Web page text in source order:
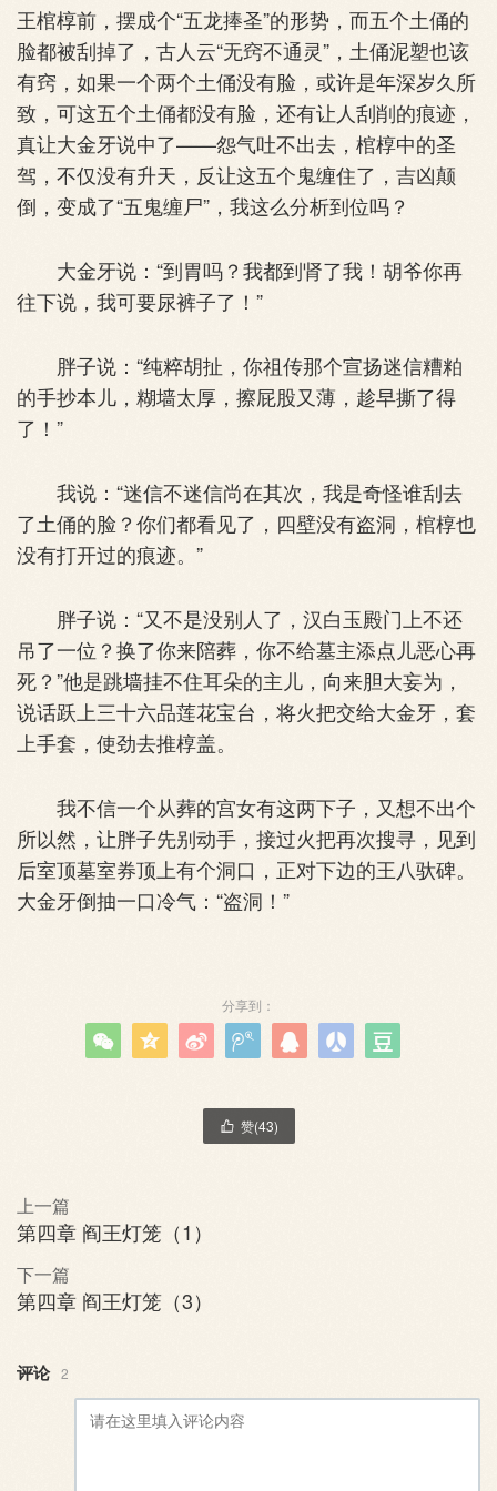
王棺椁前，摆成个“五龙捧圣”的形势，而五个土俑的
脸都被刮掉了，古人云“无窍不通灵”，土俑泥塑也该
有窍，如果一个两个土俑没有脸，或许是年深岁久所
致，可这五个土俑都没有脸，还有让人刮削的痕迹，
真让大金牙说中了——怨气吐不出去，棺椁中的圣
驾，不仅没有升天，反让这五个鬼缠住了，吉凶颠
倒，变成了“五鬼缠尸”，我这么分析到位吗？
大金牙说：“到胃吗？我都到肾了我！胡爷你再
往下说，我可要尿裤子了！”
胖子说：“纯粹胡扯，你祖传那个宣扬迷信糟粕
的手抄本儿，糊墙太厚，擦屁股又薄，趁早撕了得
了！”
我说：“迷信不迷信尚在其次，我是奇怪谁刮去
了土俑的脸？你们都看见了，四壁没有盗洞，棺椁也
没有打开过的痕迹。”
胖子说：“又不是没别人了，汉白玉殿门上不还
吊了一位？换了你来陪葬，你不给墓主添点儿恶心再
死？”他是跳墙挂不住耳朵的主儿，向来胆大妄为，
说话跃上三十六品莲花宝台，将火把交给大金牙，套
上手套，使劲去推椁盖。
我不信一个从葬的宫女有这两下子，又想不出个
所以然，让胖子先别动手，接过火把再次搜寻，见到
后室顶墓室券顶上有个洞口，正对下边的王八驮碑。
大金牙倒抽一口冷气：“盗洞！”
分享到：
      
 赞(43)
上一篇
第四章 阎王灯笼（1）
下一篇
第四章 阎王灯笼（3）
评论 2